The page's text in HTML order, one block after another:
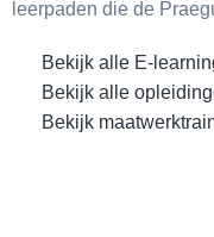
leerpaden die de
Bekijk alle E-
Bekijk alle
Bekijk